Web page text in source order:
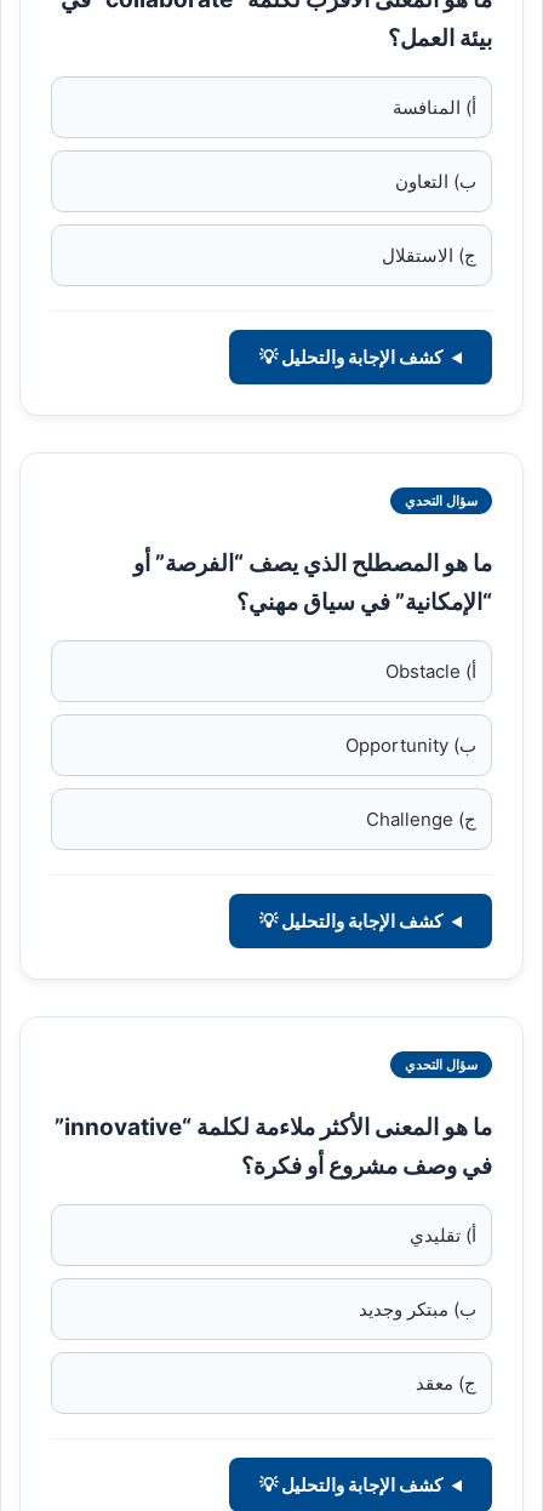
بيئة العمل؟
أ) المنافسة
ب) التعاون
ج) الاستقلال
كشف الإجابة والتحليل 💡
سؤال التحدي
ما هو المصطلح الذي يصف “الفرصة” أو
“الإمكانية” في سياق مهني؟
أ) Obstacle
ب) Opportunity
ج) Challenge
كشف الإجابة والتحليل 💡
سؤال التحدي
ما هو المعنى الأكثر ملاءمة لكلمة “innovative”
في وصف مشروع أو فكرة؟
أ) تقليدي
ب) مبتكر وجديد
ج) معقد
كشف الإجابة والتحليل 💡